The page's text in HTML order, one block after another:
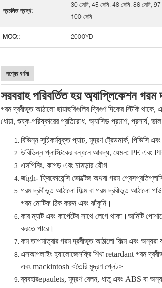
প্রচলিত প্রস্থ:
30 সেমি, 45 সেমি, 48 সেমি, 86 সেমি, 97
100 সেমি
MOQ:: 2000YD
পণ্যের বর্ণনা
সরবরাহ পরিবর্তিত হয় অ্যাপ্লিকেশন গরম
গরম দ্রবীভূত আঠালো ছায়াছবিগুলির দ্বিগুণ দিকের স্টিকি
ধোয়া, শুষ্ক-পরিষ্কারের প্রতিরোধ, অ্যাসিড প্রমাণ, প্রসার্য,
বিভিন্ন সূচিকর্মযুক্ত প্যাচ, মুদ্রণ ট্রেডমার্ক, পিভিসি
উবিভিন্ন প্লাস্টিকের বন্ধনে আবদ্ধ, যেমন: PE এবং
এসপিনিং, কাপড় এবং চামড়ার যৌগ
জigh- ফ্রিকোয়েন্সি ভোল্টেজ অথবা গরম প্রেসপ্রতি
গরম দ্রবীভূত আঠালো ফিল্ম বা গরম দ্রবীভূত আঠালো
গরম মোটিফ ঠিক করুন এবং ঝাঁকুনি।
কার ম্যাট এবং কার্পেটের সাথে লেগে থাকা। আমিটি
করতে পারে।
কম তাপমাত্রার গরম দ্রবীভূত আঠালো ফিল্ম এবং অন্যরা
এসআপলাইং হ্যালোজেনফ্রি শিখা retardant গরম
এবং mackintosh <তৈরি মুদ্রণ প্লেট>
ব্যবহারepaulets, মুদ্রণ বেলন, ধাতু এবং ABS বা